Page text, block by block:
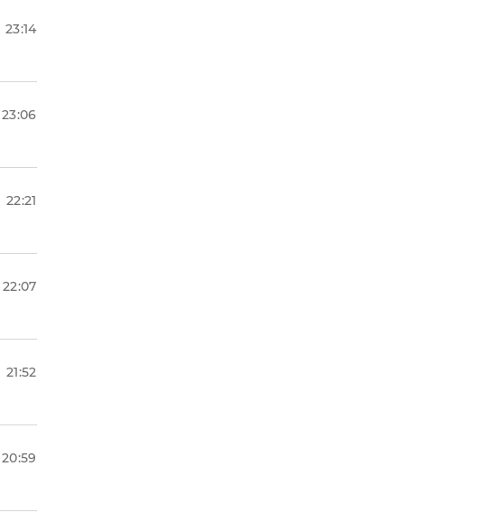
23:14
23:06
22:21
22:07
21:52
20:59